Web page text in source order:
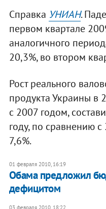
Справка УНИАН.
первом квартале
аналогичного
20,3%, во втором
Рост реального
продукта Украины в
с 2007 годом,
году, по сравнению
7,6%.
01 февраля 2010, 16:19
Обама предложил
дефицитом
03 февраля 2010, 18:22